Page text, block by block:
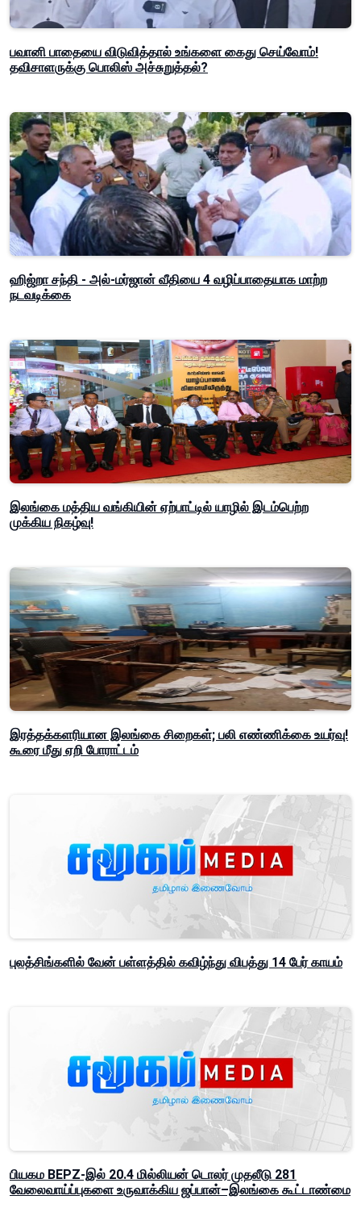
பவானி பாதையை விடுவித்தால் உங்களை கைது செய்வோம்!
தவிசாளருக்கு பொலிஸ் அச்சுறுத்தல்?
ஹிஜ்றா சந்தி - அல்-மர்ஜான் வீதியை 4 வழிப்பாதையாக மாற்ற
நடவடிக்கை
இலங்கை மத்திய வங்கியின் ஏற்பாட்டில் யாழில் இடம்பெற்ற
முக்கிய நிகழ்வு!
இரத்தக்களரியான இலங்கை சிறைகள்; பலி எண்ணிக்கை உயர்வு!
கூரை மீது ஏறி போராட்டம்
புலத்சிங்களில் வேன் பள்ளத்தில் கவிழ்ந்து விபத்து 14 பேர் காயம்
பியகம BEPZ-இல் 20.4 மில்லியன் டொலர் முதலீடு 281
வேலைவாய்ப்புகளை உருவாக்கிய ஜப்பான்–இலங்கை கூட்டாண்மை